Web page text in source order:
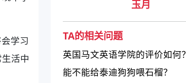
学习
活中
玉月
TA的相关问题
英国马文英语学院的评价如何？
能不能给泰迪狗狗喂石榴？